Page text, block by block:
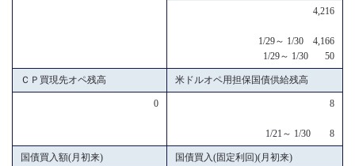
4,216
1/29～ 1/30 4,166
1/29～ 1/30 50
ＣＰ買現先オペ残高 米ドルオペ用担保国債供給残高
0 8
1/21～ 1/30 8
国債買入額(月初来) 国債買入(固定利回)(月初来)